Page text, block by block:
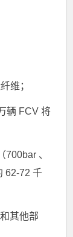
维；
辆 FCV 将
、
62-72 千
其他部